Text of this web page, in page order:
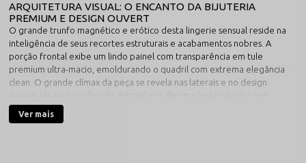
ARQUITETURA VISUAL: O ENCANTO DA BIJUTERIA
PREMIUM E DESIGN OUVERT
O grande trunfo magnético e erótico desta lingerie sensual reside na
inteligência de seus recortes estruturais e acabamentos nobres. A
porção frontal exibe um lindo painel com transparência em tule
premium ultra-macio, emoldurando o quadril com extrema elegância
clean. O grande clímax da peça se revela nas laterais e no design
: ela traz a aplicação estratégica de uma linda calcinha com
bijuteria fina, que une as tiras elásticas com sofisticação e capta a
iluminação de forma magnífica. A zona entrepernas apresenta uma
Ver mais